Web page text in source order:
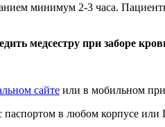
минимум 2-3 часа.
медсестру при заборе
сайте или в мобильном
в любом корпусе